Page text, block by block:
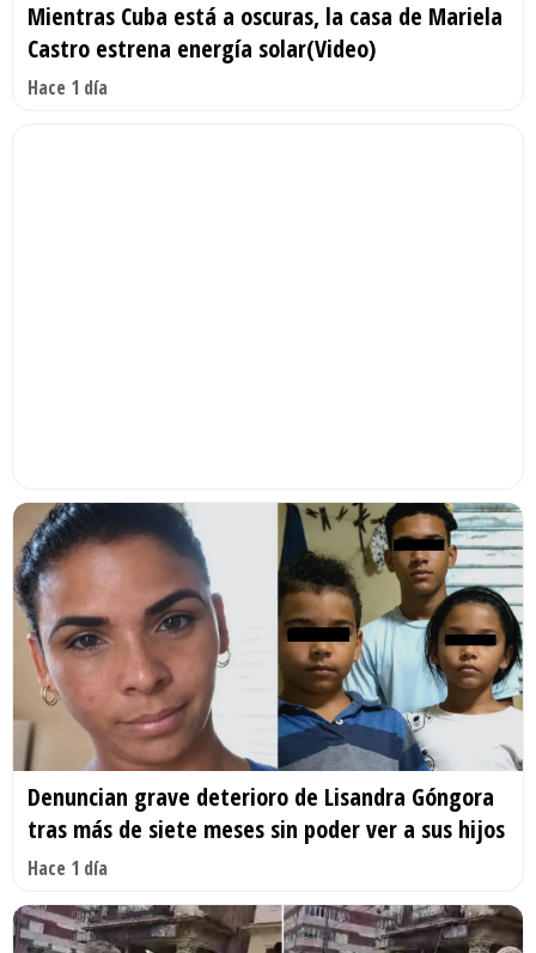
Mientras Cuba está a oscuras, la casa de Mariela
Castro estrena energía solar(Video)
Hace 1 día
Denuncian grave deterioro de Lisandra Góngora
tras más de siete meses sin poder ver a sus hijos
Hace 1 día